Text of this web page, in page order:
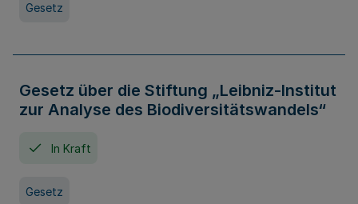
Gesetz
Gesetz über die Stiftung „Leibniz-Institut
zur Analyse des Biodiversitätswandels“
In Kraft
Gesetz